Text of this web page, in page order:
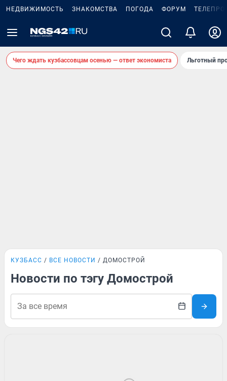
НЕДВИЖИМОСТЬ ЗНАКОМСТВА ПОГОДА ФОРУМ
Чего ждать кузбассовцам осенью — ответ экономиста Льготный
КУЗБАСС ВСЕ НОВОСТИ ДОМОСТРОЙ
Новости по тэгу Домострой